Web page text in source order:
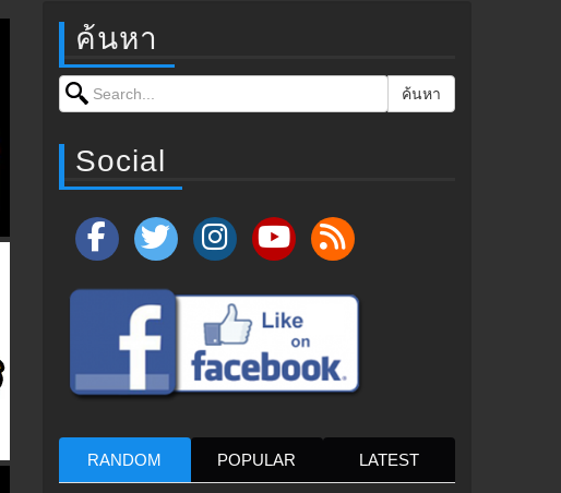
ค้นหา
Search for: ค้นหา
Social
RANDOM POPULAR LATEST